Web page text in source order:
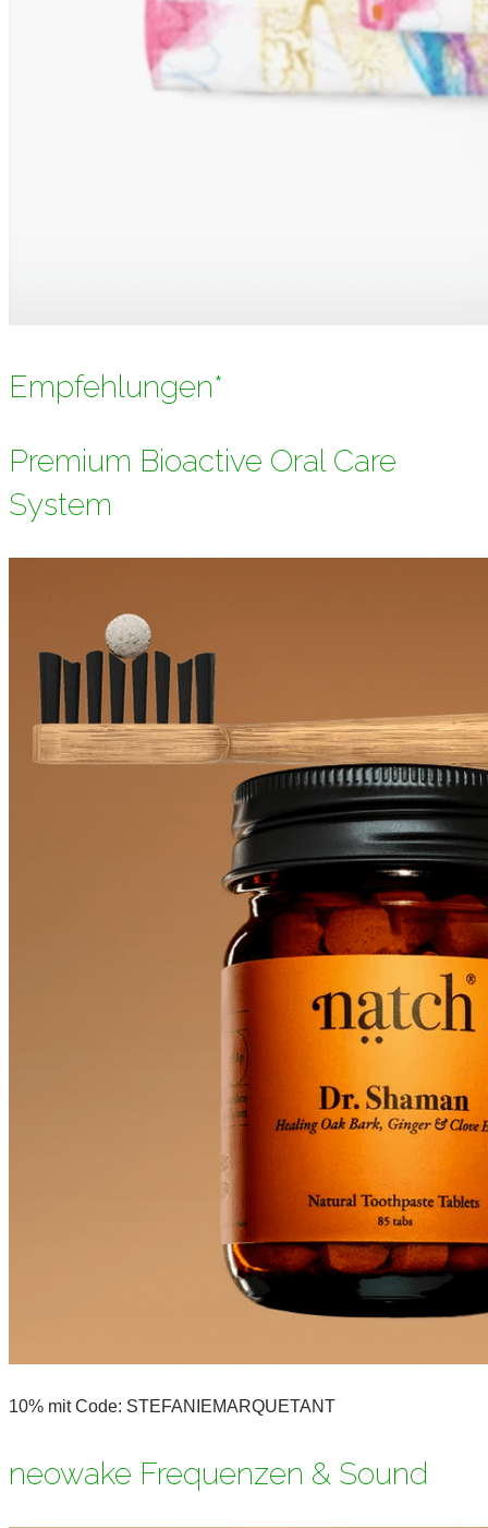
Empfehlungen*
Premium Bioactive Oral Care
System
10% mit Code: STEFANIEMARQUETANT
neowake Frequenzen & Sound